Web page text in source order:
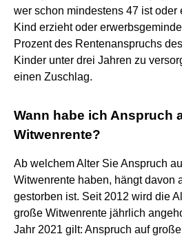
wer schon mindestens 47 ist oder
Kind erzieht oder
Prozent des Rentenanspruchs
Kinder unter drei Jahren zu
einen Zuschlag.
Wann habe ich Anspruch
Witwenrente?
Ab welchem Alter Sie Anspruch
Witwenrente haben, hängt davon
gestorben ist. Seit 2012 wird die
große Witwenrente jährlich
Jahr 2021 gilt: Anspruch auf